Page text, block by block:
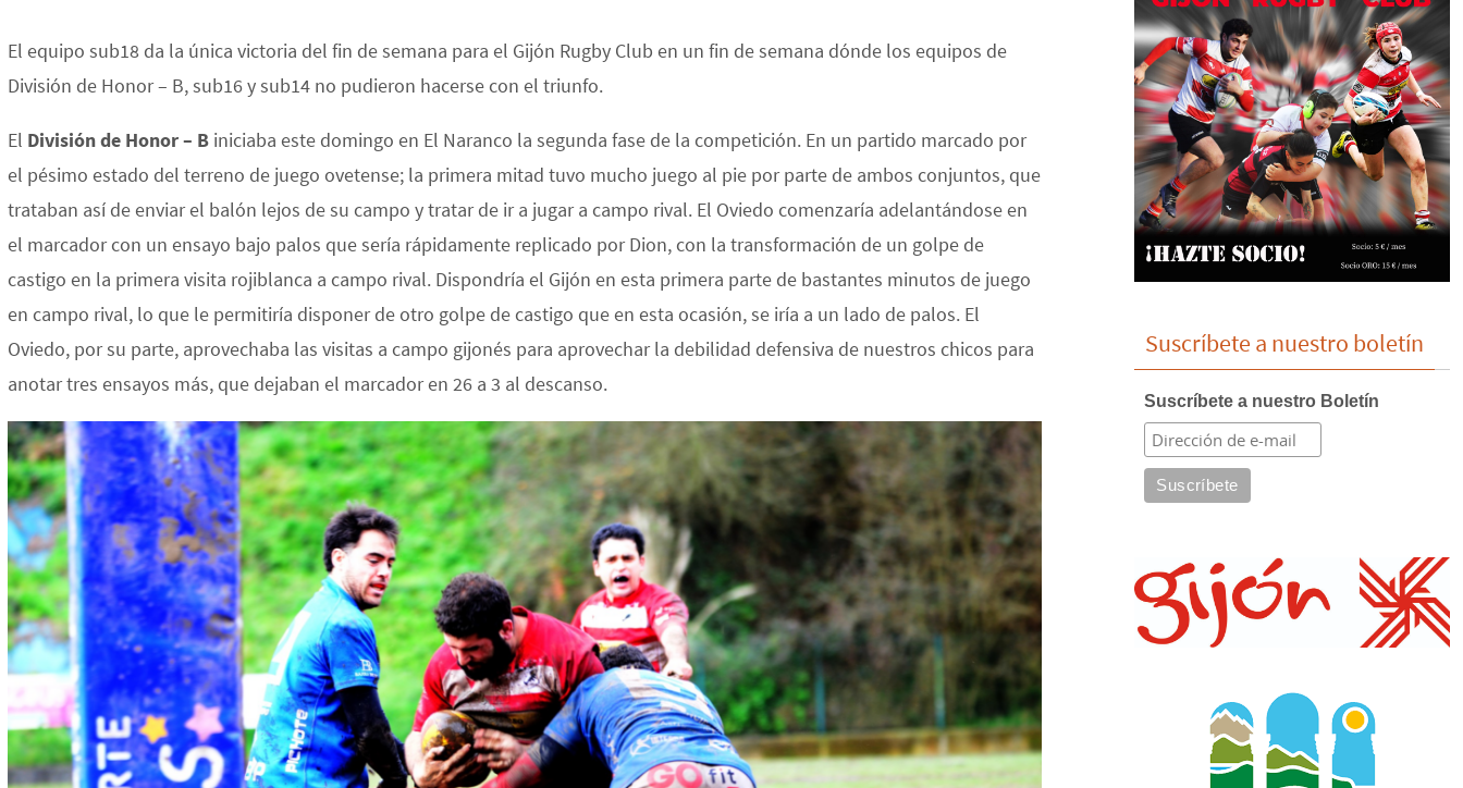
El equipo sub18 da la única victoria del fin de semana para el Gijón Rugby Club en un fin de semana dónde los equipos de
División de Honor – B, sub16 y sub14 no pudieron hacerse con el triunfo.
El División de Honor – B iniciaba este domingo en El Naranco la segunda fase de la competición. En un partido marcado por
el pésimo estado del terreno de juego ovetense; la primera mitad tuvo mucho juego al pie por parte de ambos conjuntos, que
trataban así de enviar el balón lejos de su campo y tratar de ir a jugar a campo rival. El Oviedo comenzaría adelantándose en
el marcador con un ensayo bajo palos que sería rápidamente replicado por Dion, con la transformación de un golpe de
castigo en la primera visita rojiblanca a campo rival. Dispondría el Gijón en esta primera parte de bastantes minutos de juego
en campo rival, lo que le permitiría disponer de otro golpe de castigo que en esta ocasión, se iría a un lado de palos. El
Oviedo, por su parte, aprovechaba las visitas a campo gijonés para aprovechar la debilidad defensiva de nuestros chicos para
anotar tres ensayos más, que dejaban el marcador en 26 a 3 al descanso.
Suscríbete a nuestro boletín
Suscríbete a nuestro Boletín